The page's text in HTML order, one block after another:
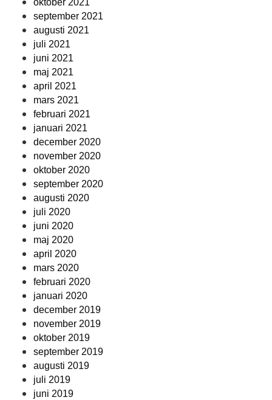
oktober 2021
september 2021
augusti 2021
juli 2021
juni 2021
maj 2021
april 2021
mars 2021
februari 2021
januari 2021
december 2020
november 2020
oktober 2020
september 2020
augusti 2020
juli 2020
juni 2020
maj 2020
april 2020
mars 2020
februari 2020
januari 2020
december 2019
november 2019
oktober 2019
september 2019
augusti 2019
juli 2019
juni 2019